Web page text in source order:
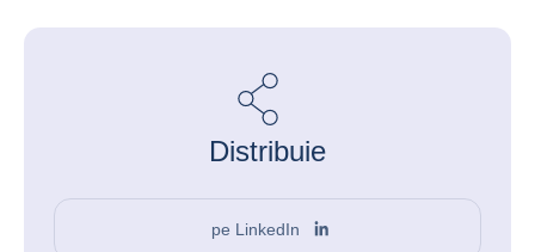
Distribuie
pe LinkedIn